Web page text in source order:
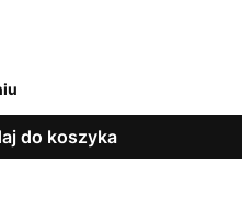
do koszyka